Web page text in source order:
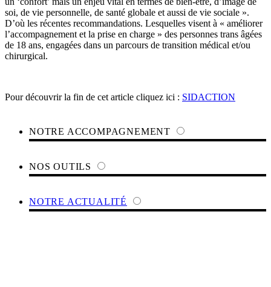
soi, de vie personnelle, de santé globale et aussi de vie sociale ».
D’où les récentes recommandations. Lesquelles visent à « améliorer
l’accompagnement et la prise en charge » des personnes trans âgées
de 18 ans, engagées dans un parcours de transition médical et/ou
chirurgical.
Pour découvrir la fin de cet article cliquez ici : SIDACTION
NOTRE ACCOMPAGNEMENT
NOS OUTILS
NOTRE ACTUALITÉ